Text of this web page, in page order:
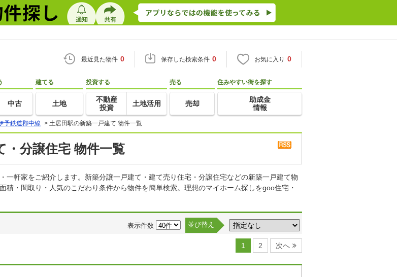
最近見た物件 0 保存した検索条件 0 お気に入り 0
中古
建てる
土地
投資する
不動産
投資
土地活用
売る
売却
住みやすい街を探す
助成金
情報
予鉄道郡中線 > 土居田駅の新築一戸建て 物件一覧
・分譲住宅 物件一覧
一軒家をご紹介します。新築分譲一戸建て・建て売り住宅・分譲住宅などの新築一戸建て物
・間取り・人気のこだわり条件から物件を簡単検索。理想のマイホーム探しをgoo住宅・
表示件数 並び替え
1 2 次へ